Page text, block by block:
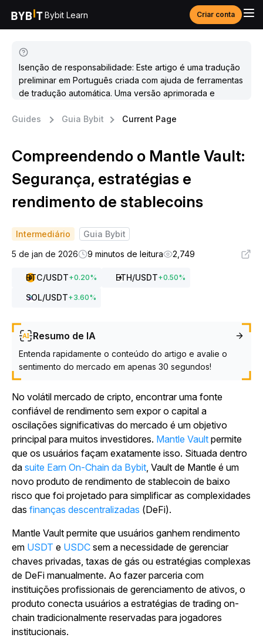
Bybit Learn Criar conta
Isenção de responsabilidade: Este artigo é uma tradução
preliminar em Português criada com ajuda de ferramentas
de tradução automática. Uma versão aprimorada e
Guides
Guia Bybit Current Page
Compreendendo o Mantle Vault:
Segurança, estratégias e
rendimento de stablecoins
Intermediário
Guia Bybit
5 de jan de 2026
9 minutos de leitura 2,749
BTC/USDT+0.20% ETH/USDT+0.50%
SOL/USDT+3.60%
Resumo de IA
Entenda rapidamente o conteúdo do artigo e avalie o
sentimento do mercado em apenas 30 segundos!
No volátil mercado de cripto, encontrar uma fonte
confiável de rendimento sem expor o capital a
oscilações significativas do mercado é um objetivo
principal para muitos investidores. Mantle Vault permite
que os usuários façam exatamente isso. Situada dentro
da suite Earn On-Chain da Bybit, Vault de Mantle é um
novo produto de rendimento de stablecoin de baixo
risco que foi projetado para simplificar as complexidades
das finanças descentralizadas (DeFi).
Mantle Vault permite que usuários ganhem rendimento
em USDT e USDC sem a necessidade de gerenciar
chaves privadas, taxas de gás ou estratégias complexas
de DeFi manualmente. Ao fazer parceria com
instituições profissionais de gerenciamento de ativos, o
produto conecta usuários a estratégias de trading on-
chain tradicionalmente reservadas para jogadores
institucionais.